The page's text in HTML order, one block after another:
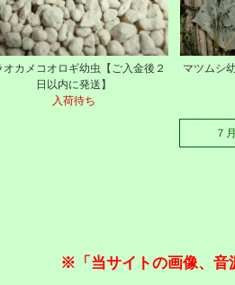
オカメコオロギ幼虫【ご入金後２
日以内に発送】
入荷待ち
マツムシ
７
※「当サイトの画像、音